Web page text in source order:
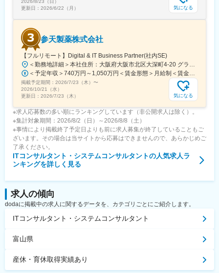
更新日： 2026/6/22（月） 気になる
参天製薬株式会社
【フルリモート】Digital & IT Business Partner(社内SE)
掲載予定期間： 2026/7/23（木） 〜
2026/10/21（水）
更新日： 2026/7/23（木） 気になる
※求人応募数の多い順にランキングしています（非公開求人は除く）。
※集計対象期間：2026/8/2（日）～2026/8/8（土）
※事情により掲載終了予定日よりも前に求人募集が終了していることもご
ざいます。その場合は当サイトから応募はできませんので、あらかじめご
了承ください。
ITコンサルタント・システムコンサルタントの人気求人ラ
ンキングを詳しく見る
求人の傾向
dodaに掲載中の求人に関するデータを、カテゴリごとにご紹介します。
ITコンサルタント・システムコンサルタント
富山県
産休・育休取得実績あり